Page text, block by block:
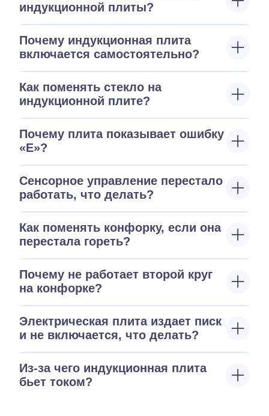
индукционной плиты?
Почему индукционная плита
включается самостоятельно?
Как поменять стекло на
индукционной плите?
Почему плита показывает ошибку
«E»?
Сенсорное управление перестало
работать, что делать?
Как поменять конфорку, если она
перестала гореть?
Почему не работает второй круг
на конфорке?
Электрическая плита издает писк
и не включается, что делать?
Из-за чего индукционная плита
бьет током?